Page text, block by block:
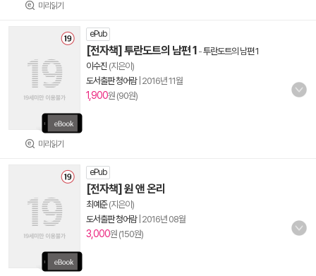
미리읽기
미리읽기
ePub
[전자책] 투란도트의 남편 1 -투란도트의 남편 1
이수진 (지은이)
도서출판 청어람| 2016년 11월
1,900원 (90원)
ePub
[전자책] 원 앤 온리
최예준(지은이)
도서출판 청어람| 2016년 08월
3,000원 (150원)